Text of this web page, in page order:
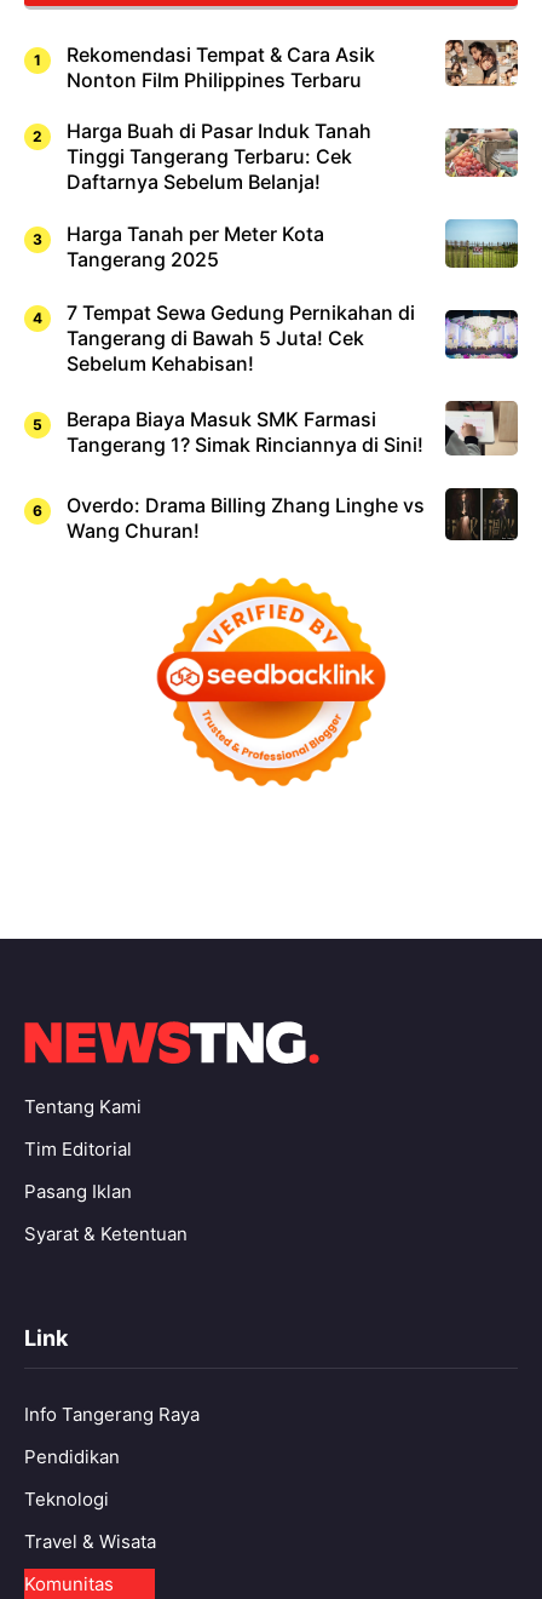
Rekomendasi Tempat & Cara Asik
Nonton Film Philippines Terbaru
Harga Buah di Pasar Induk Tanah
Tinggi Tangerang Terbaru: Cek
Daftarnya Sebelum Belanja!
Harga Tanah per Meter Kota
Tangerang 2025
7 Tempat Sewa Gedung Pernikahan di
Tangerang di Bawah 5 Juta! Cek
Sebelum Kehabisan!
Berapa Biaya Masuk SMK Farmasi
Tangerang 1? Simak Rinciannya di Sini!
Overdo: Drama Billing Zhang Linghe vs
Wang Churan!
Tentang Kami
Tim Editorial
Pasang Iklan
Syarat & Ketentuan
Link
Info Tangerang Raya
Pendidikan
Teknologi
Travel & Wisata
Komunitas